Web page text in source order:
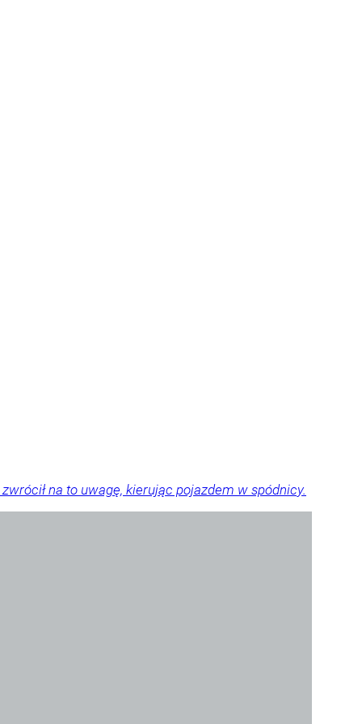
na to uwagę, kierując pojazdem w spódnicy.